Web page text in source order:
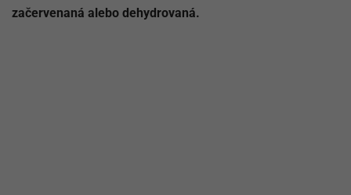
začervenaná alebo dehydrovaná.